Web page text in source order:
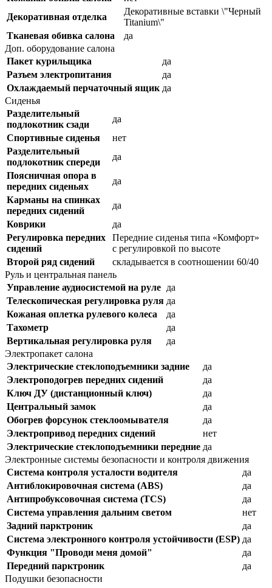
Декоративная отделка
Декоративные вставки \"Черный
Titanium\"
Тканевая обивка салона
да
Доп. оборудование салона
Пакет курильщика
да
Разъем электропитания
да
Охлаждаемый перчаточный ящик да
Сиденья
Разделительный
подлокотник сзади
да
Спортивные сиденья
нет
Разделительный
подлокотник спереди
да
Поясничная опора в
передних сиденьях
да
Карманы на спинках
передних сидений
да
Коврики
да
Регулировка передних
сидений
Передние сиденья типа «Комфорт»
с регулировкой по высоте
Второй ряд сидений
складывается в соотношении 60/40
Руль и центральная панель
Управление аудиосистемой на руле да
Телескопическая регулировка руля да
Кожаная оплетка рулевого колеса
да
Тахометр
да
Вертикальная регулировка руля
да
Электропакет салона
Электрические стеклоподъемники задние
да
Электроподогрев передних сидений
да
Ключ ДУ (дистанционный ключ)
да
Центральный замок
да
Обогрев форсунок стеклоомывателя
да
Электропривод передних сидений
нет
Электрические стеклоподъемники передние да
Электронные системы безопасности и контроля движения
Система контроля усталости водителя
да
Антиблокировочная система (ABS)
да
Антипробуксовочная система (TCS)
да
Система управления дальним светом
нет
Задний парктроник
да
Система электронного контроля устойчивости (ESP) да
Функция "Проводи меня домой"
да
Передний парктроник
да
Подушки безопасности